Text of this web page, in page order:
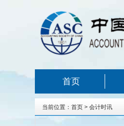
首页
当前位置： 首页 > 会计时讯